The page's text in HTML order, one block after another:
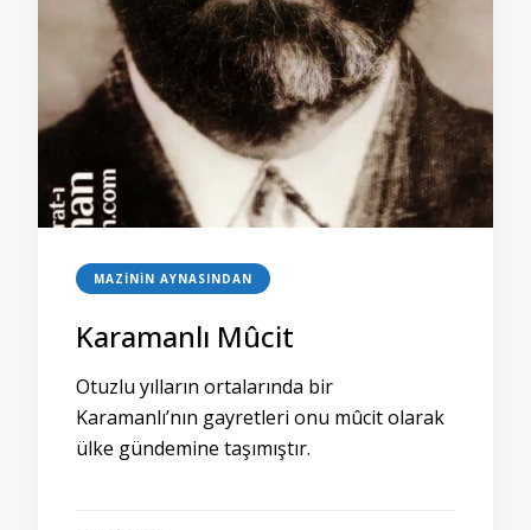
MAZININ AYNASINDAN
Karamanlı Mûcit
Otuzlu yılların ortalarında bir
Karamanlı’nın gayretleri onu mûcit olarak
ülke gündemine taşımıştır.